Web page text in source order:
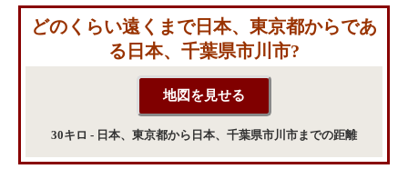
どのくらい遠くまで日本、東京都からであ
る日本、千葉県市川市?
30キロ - 日本、東京都から日本、千葉県市川市までの距離